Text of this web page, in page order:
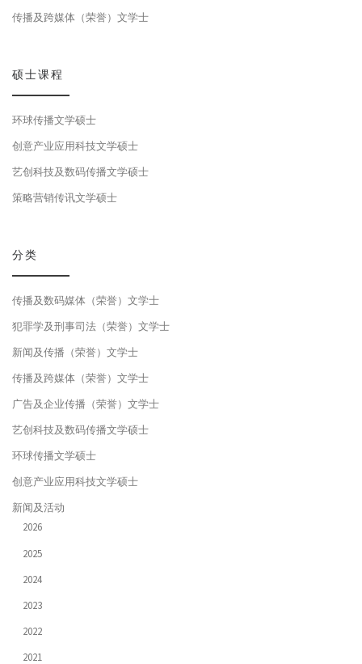
传播及跨媒体（荣誉）文学士
硕士课程
环球传播文学硕士
创意产业应用科技文学硕士
艺创科技及数码传播文学硕士
策略营销传讯文学硕士
分类
传播及数码媒体（荣誉）文学士
犯罪学及刑事司法（荣誉）文学士
新闻及传播（荣誉）文学士
传播及跨媒体（荣誉）文学士
广告及企业传播（荣誉）文学士
艺创科技及数码传播文学硕士
环球传播文学硕士
创意产业应用科技文学硕士
新闻及活动
2026
2025
2024
2023
2022
2021